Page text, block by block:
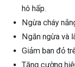
hô hấp.
Ngừa cháy
Ngăn ngừa và
Giảm ban đỏ
Tăng cường